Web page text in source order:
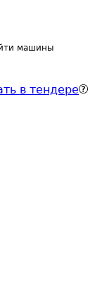
машины
в тендере